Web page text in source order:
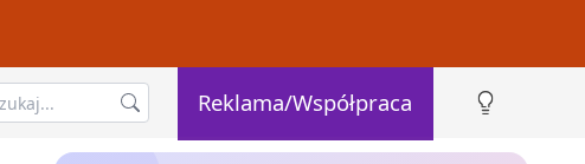
Reklama/Współpraca